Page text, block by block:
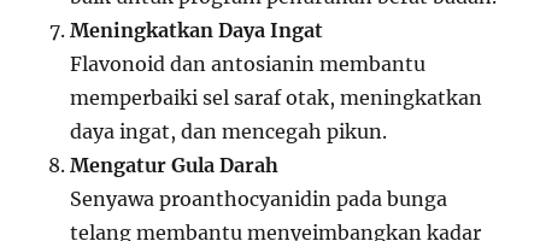
Meningkatkan Daya Ingat
Flavonoid dan antosianin membantu
memperbaiki sel saraf otak, meningkatkan
daya ingat, dan mencegah pikun.
Mengatur Gula Darah
Senyawa proanthocyanidin pada bunga
telang membantu menyeimbangkan kadar